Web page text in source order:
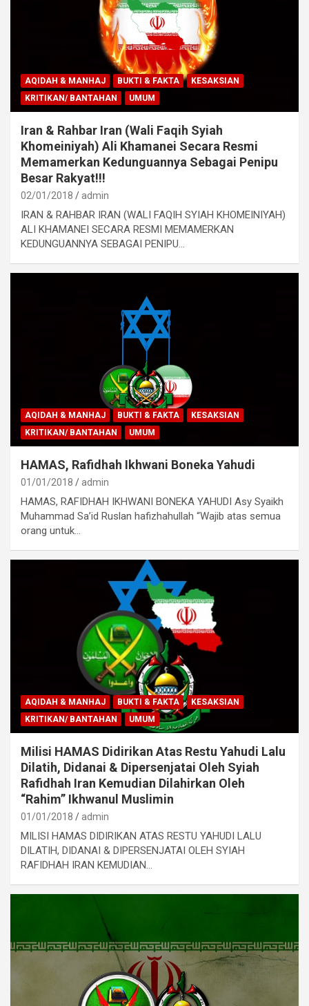
AQIDAH & MANHAJ BUKTI & FAKTA
KESAKSIAN
KRITIKAN/ BANTAHAN
UMUM
Iran & Rahbar Iran (Wali Faqih Syiah
Khomeiniyah) Ali Khamanei Secara Resmi
Memamerkan Kedunguannya Sebagai Penipu
Besar Rakyat!!!
02/01/2018 admin
IRAN & RAHBAR IRAN (WALI FAQIH SYIAH KHOMEINIYAH)
ALI KHAMANEI SECARA RESMI MEMAMERKAN
KEDUNGUANNYA SEBAGAI PENIPU…
AQIDAH & MANHAJ BUKTI & FAKTA
KESAKSIAN
KRITIKAN/ BANTAHAN
UMUM
HAMAS, Rafidhah Ikhwani Boneka Yahudi
01/01/2018 admin
HAMAS, RAFIDHAH IKHWANI BONEKA YAHUDI Asy Syaikh
Muhammad Sa’id Ruslan hafizhahullah “Wajib atas semua
orang untuk…
AQIDAH & MANHAJ BUKTI & FAKTA
KESAKSIAN
KRITIKAN/ BANTAHAN
UMUM
Milisi HAMAS Didirikan Atas Restu Yahudi Lalu
Dilatih, Didanai & Dipersenjatai Oleh Syiah
Rafidhah Iran Kemudian Dilahirkan Oleh
“Rahim” Ikhwanul Muslimin
01/01/2018 admin
MILISI HAMAS DIDIRIKAN ATAS RESTU YAHUDI LALU
DILATIH, DIDANAI & DIPERSENJATAI OLEH SYIAH
RAFIDHAH IRAN KEMUDIAN…